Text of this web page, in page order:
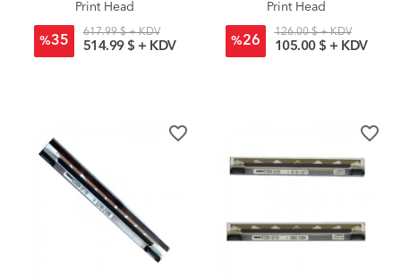
Print Head
%35
617.99 $ + KDV
514.99 $ + KDV
Print Head
%26
126.00 $ + KDV
105.00 $ + KDV
favorite_border favorite_border